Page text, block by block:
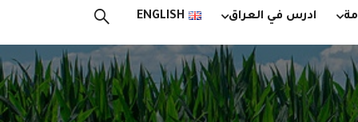
ادرس في العراق ENGLISH